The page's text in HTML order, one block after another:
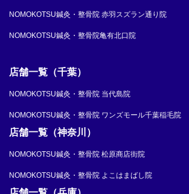
NOMOKOTSU鍼灸・整骨院 赤羽スズラン通り院
NOMOKOTSU鍼灸・整骨院亀有北口院
店舗一覧（千葉）
NOMOKOTSU鍼灸・整骨院 当代島院
NOMOKOTSU鍼灸・整骨院 ワンズモール千葉稲毛院
店舗一覧（神奈川）
NOMOKOTSU鍼灸・整骨院 松原商店街院
NOMOKOTSU鍼灸・整骨院 よこはまばし院